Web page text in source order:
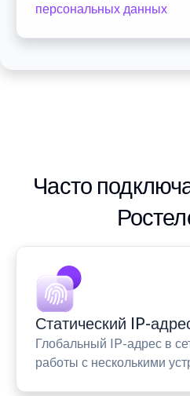
персональных данных
Часто
Статический IP-
Глобальный IP-адрес в
работы с несколькими